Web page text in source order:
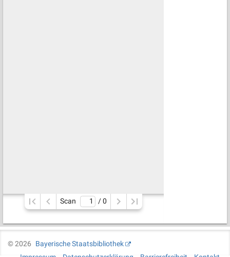
Scan / 0
©2026
Bayerische Staatsbibliothek